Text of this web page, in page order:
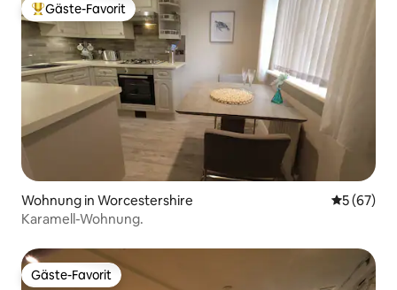
Beliebter Gäste-Favorit.
Gäste-Favorit
Wohnung in Worcestershire
5 (67)
Karamell-Wohnung.
Gäste-Favorit
Gäste-Favorit